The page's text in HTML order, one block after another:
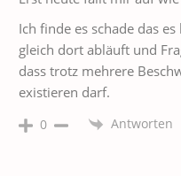
Ich finde es schade das
gleich dort abläuft und
dass trotz mehrere
existieren darf.
0 Antworten